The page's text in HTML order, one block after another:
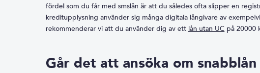
fördel som du får med smslån är att du således ofta slipper en
kreditupplysning använder sig många digitala långivare av
rekommenderar vi att du använder dig av ett lån utan UCpå 20000
Går det att ansöka om